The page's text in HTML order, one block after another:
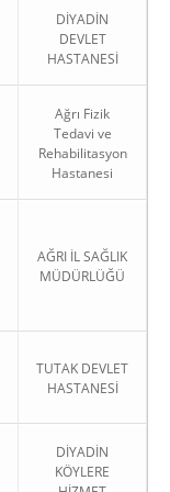
DİYADİN
DEVLET
HASTANESİ
Ağrı Fizik
Tedavi ve
Rehabilitasyon
Hastanesi
AĞRI İL SAĞLIK
MÜDÜRLÜĞÜ
TUTAK DEVLET
HASTANESİ
DİYADİN
KÖYLERE